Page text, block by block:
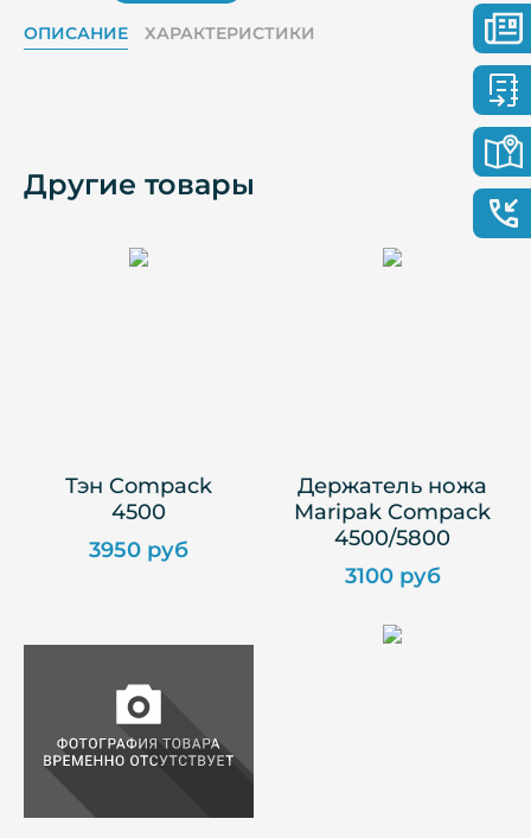
ОПИСАНИЕ ХАРАКТЕРИСТИКИ
Другие товары
Тэн Compack
4500
3950 руб
Держатель ножа
Maripak Compack
4500/5800
3100 руб